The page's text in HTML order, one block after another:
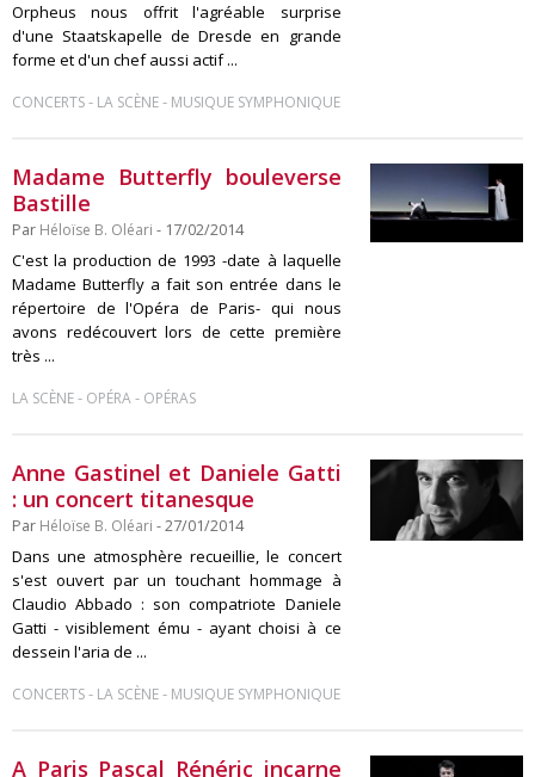
Orpheus nous offrit l'agréable surprise
d'une Staatskapelle de Dresde en grande
forme et d'un chef aussi actif ...
CONCERTS- LA SCÈNE- MUSIQUE SYMPHONIQUE
Madame Butterfly bouleverse
Bastille
Par Héloïse B. Oléari - 17/02/2014
C'est la production de 1993 -date à laquelle
Madame Butterfly a fait son entrée dans le
répertoire de l'Opéra de Paris- qui nous
avons redécouvert lors de cette première
très ...
LA SCÈNE- OPÉRA- OPÉRAS
Anne Gastinel et Daniele Gatti
: un concert titanesque
Par Héloïse B. Oléari - 27/01/2014
Dans une atmosphère recueillie, le concert
s'est ouvert par un touchant hommage à
Claudio Abbado : son compatriote Daniele
Gatti - visiblement ému - ayant choisi à ce
dessein l'aria de ...
CONCERTS- LA SCÈNE- MUSIQUE SYMPHONIQUE
A Paris Pascal Rénéric incarne